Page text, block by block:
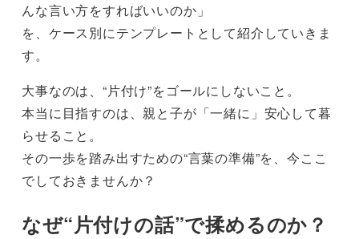
んな言い方をすればいいのか」
を、ケース別にテンプレートとして紹介していきま
す。
大事なのは、“片付け”をゴールにしないこと。
本当に目指すのは、親と子が「一緒に」安心して暮
らせること。
その一歩を踏み出すための“言葉の準備”を、今ここ
でしておきませんか？
なぜ“片付けの話”で揉めるのか？